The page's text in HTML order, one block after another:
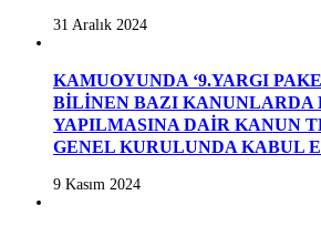
31 Aralık 2024
KAMUOYUNDA ‘9.YARGI
BİLİNEN BAZI KANUNLARDA
YAPILMASINA DAİR KANUN
GENEL KURULUNDA KABUL
9 Kasım 2024